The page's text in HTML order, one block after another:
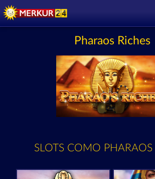
Pharaos Riches
SLOTS COMO PHARAOS